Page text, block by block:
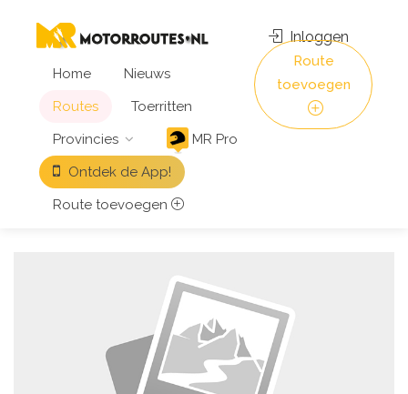
Home
Nieuws
Routes
Toerritten
Provincies
MR Pro
Ontdek de App!
Route toevoegen
Inloggen
Route
toevoegen